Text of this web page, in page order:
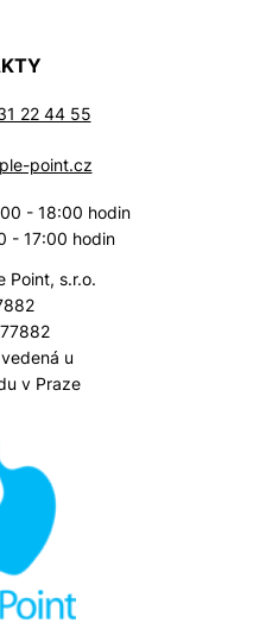
22 44 55
point.cz
- 18:00 hodin
- 17:00 hodin
Point, s.r.o.
u
v Praze